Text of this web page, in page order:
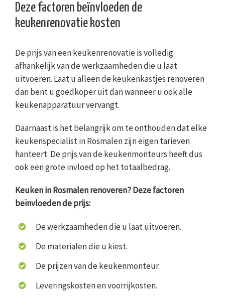
Deze factoren beïnvloeden de
keukenrenovatie kosten
De prijs van een keukenrenovatie is volledig
afhankelijk van de werkzaamheden die u laat
uitvoeren. Laat u alleen de keukenkastjes renoveren
dan bent u goedkoper uit dan wanneer u ook alle
keukenapparatuur vervangt.
Daarnaast is het belangrijk om te onthouden dat elke
keukenspecialist in Rosmalen zijn eigen tarieven
hanteert. De prijs van de keukenmonteurs heeft dus
ook een grote invloed op het totaalbedrag.
Keuken in Rosmalen renoveren? Deze factoren
beïnvloeden de prijs:
De werkzaamheden die u laat uitvoeren.
De materialen die u kiest.
De prijzen van de keukenmonteur.
Leveringskosten en voorrijkosten.